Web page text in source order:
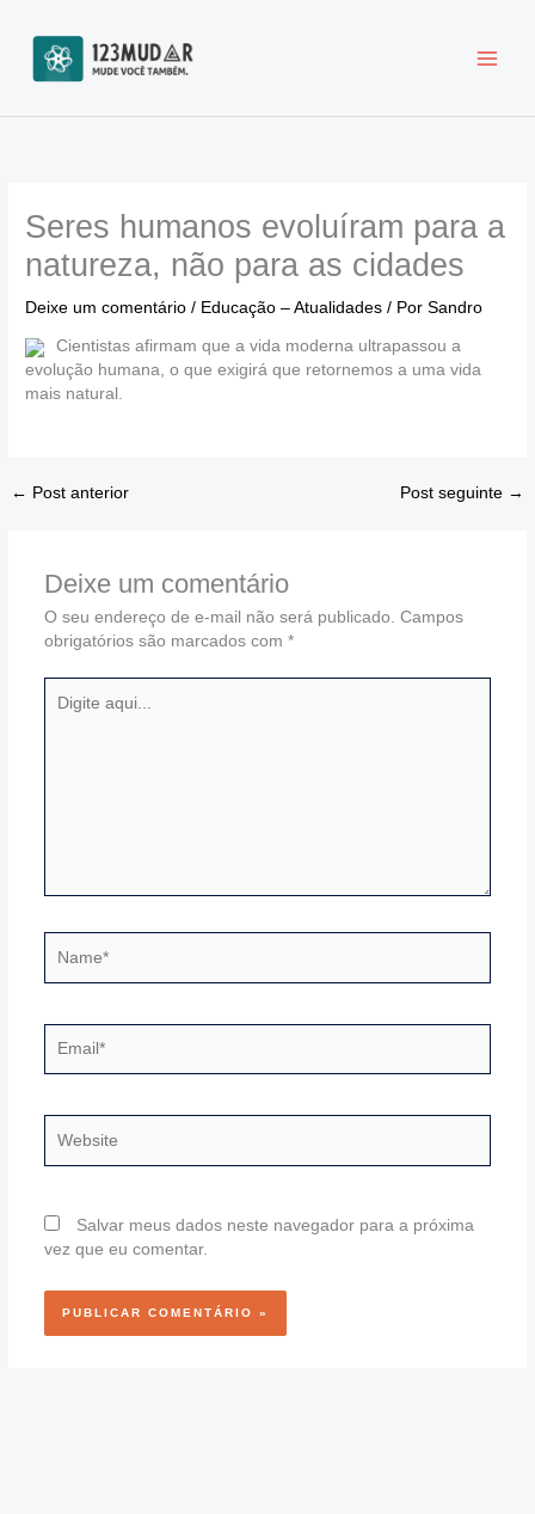
para
conteúdo
Seres humanos evoluíram para a
natureza, não para as cidades
Deixe um comentário / Educação – Atualidades / PorSandro
Cientistas afirmam que a vida moderna ultrapassou a
evolução humana, o que exigirá que retornemos a uma vida
mais natural.
← Post anterior Post seguinte →
Deixe um comentário
O seu endereço de e-mail não será publicado. Campos
obrigatórios são marcados com *
aqui...
Salvar meus dados neste navegador para a próxima
vez que eu comentar.